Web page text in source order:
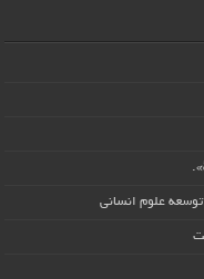
علوم انسانی